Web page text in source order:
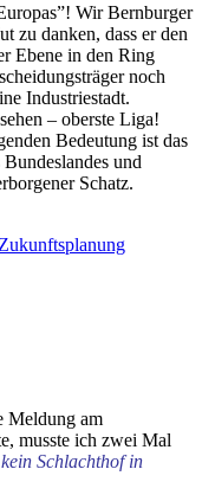
Wir Bernburger
zu danken, dass er den
Ebene in den Ring
noch
Industriestadt.
– oberste Liga!
Bedeutung ist das
und
Schatz.
Zukunftsplanung
Meldung am
musste ich zwei Mal
Schlachthof in